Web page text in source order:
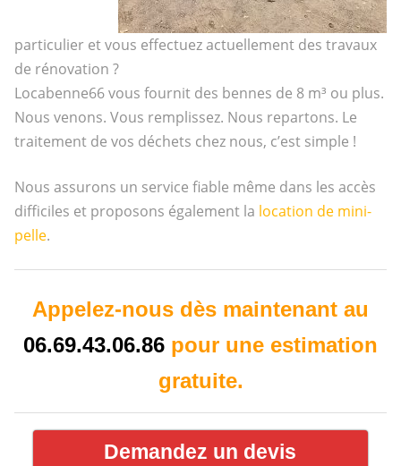
particulier et vous effectuez actuellement des travaux
de rénovation ?
Locabenne66 vous fournit des bennes de 8 m³ ou plus.
Nous venons. Vous remplissez. Nous repartons. Le
traitement de vos déchets chez nous, c’est simple !
Nous assurons un service fiable même dans les accès
difficiles et proposons également la location de mini-
pelle.
Appelez-nous dès maintenant au
06.69.43.06.86 pour une estimation
gratuite.
Demandez un devis